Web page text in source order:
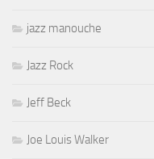
jazz manouche
Jazz Rock
Jeff Beck
Joe Louis Walker